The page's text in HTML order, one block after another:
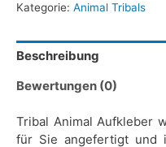
Kategorie: Animal Tribals
Beschreibung
Bewertungen (0)
Tribal Animal Aufkleber
für Sie angefertigt und